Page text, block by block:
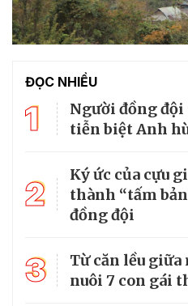
ĐỌC NHIỀU
1
Người đồng
tiễn biệt Anh
2
Ký ức của cựu
thành “tấm
đồng đội
3
Từ căn lều
nuôi 7 con gái